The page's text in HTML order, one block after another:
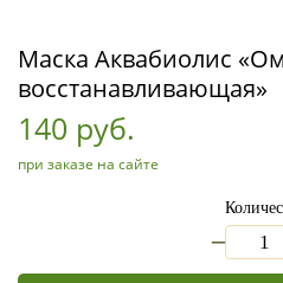
Маска Аквабиолис
восстанавливающая»
140 руб.
при заказе на сайте